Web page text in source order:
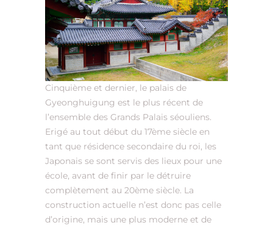
Cinquième et dernier, le palais de
Gyeonghuigung est le plus récent de
l’ensemble des Grands Palais séouliens.
Erigé au tout début du 17ème siècle en
tant que résidence secondaire du roi, les
Japonais se sont servis des lieux pour une
école, avant de finir par le détruire
complètement au 20ème siècle. La
construction actuelle n’est donc pas celle
d’origine, mais une plus moderne et de